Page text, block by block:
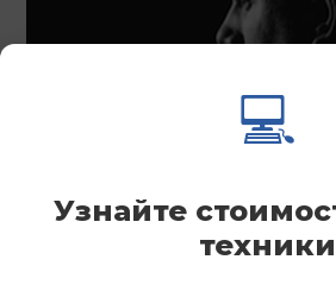
💻
Узнайте
техники